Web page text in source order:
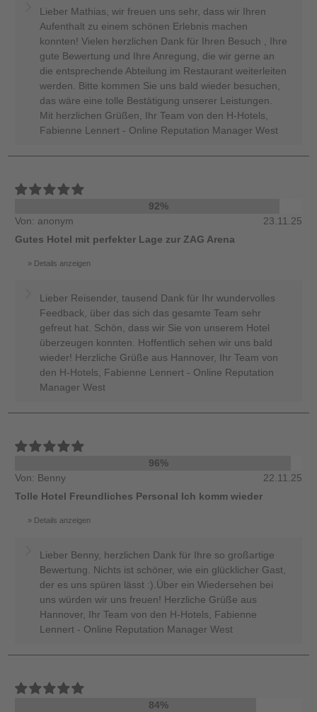
Lieber Mathias, wir freuen uns sehr, dass wir Ihren
Aufenthalt zu einem schönen Erlebnis machen
konnten! Vielen herzlichen Dank für Ihren Besuch , Ihre
gute Bewertung und Ihre Anregung, die wir gerne an
die entsprechende Abteilung im Restaurant weiterleiten
werden. Bitte kommen Sie uns bald wieder besuchen,
das wäre eine tolle Bestätigung unserer Leistungen.
Mit herzlichen Grüßen, Ihr Team von den H-Hotels,
Fabienne Lennert - Online Reputation Manager West
92%
Von: anonym
23.11.25
Gutes Hotel mit perfekter Lage zur ZAG Arena
Details anzeigen
Lieber Reisender, tausend Dank für Ihr wundervolles
Feedback, über das sich das gesamte Team sehr
gefreut hat. Schön, dass wir Sie von unserem Hotel
überzeugen konnten. Hoffentlich sehen wir uns bald
wieder! Herzliche Grüße aus Hannover, Ihr Team von
den H-Hotels, Fabienne Lennert - Online Reputation
Manager West
96%
Von: Benny
22.11.25
Tolle Hotel Freundliches Personal Ich komm wieder
Details anzeigen
Lieber Benny, herzlichen Dank für Ihre so großartige
Bewertung. Nichts ist schöner, wie ein glücklicher Gast,
der es uns spüren lässt :).Über ein Wiedersehen bei
uns würden wir uns freuen! Herzliche Grüße aus
Hannover, Ihr Team von den H-Hotels, Fabienne
Lennert - Online Reputation Manager West
84%